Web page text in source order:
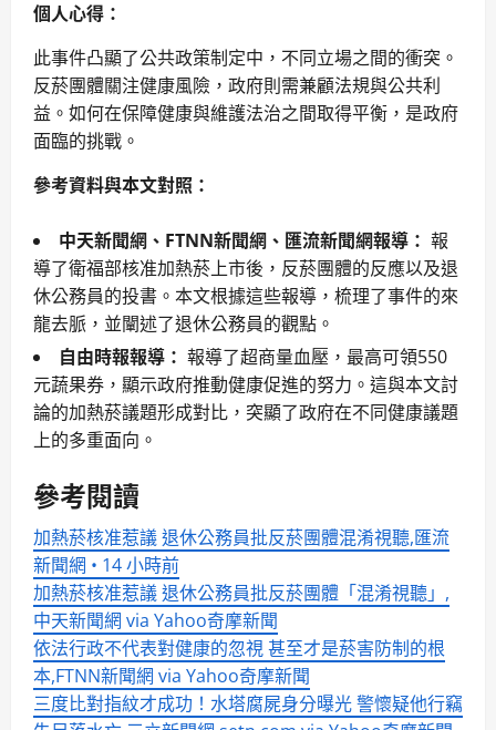
個人心得：
此事件凸顯了公共政策制定中，不同立場之間的衝突。
反菸團體關注健康風險，政府則需兼顧法規與公共利
益。如何在保障健康與維護法治之間取得平衡，是政府
面臨的挑戰。
參考資料與本文對照：
中天新聞網、FTNN新聞網、匯流新聞網報導： 報
導了衛福部核准加熱菸上市後，反菸團體的反應以及退
休公務員的投書。本文根據這些報導，梳理了事件的來
龍去脈，並闡述了退休公務員的觀點。
自由時報報導： 報導了超商量血壓，最高可領550
元蔬果券，顯示政府推動健康促進的努力。這與本文討
論的加熱菸議題形成對比，突顯了政府在不同健康議題
上的多重面向。
參考閱讀
加熱菸核准惹議 退休公務員批反菸團體混淆視聽,匯流
新聞網 • 14 小時前
加熱菸核准惹議 退休公務員批反菸團體「混淆視聽」,
中天新聞網 via Yahoo奇摩新聞
依法行政不代表對健康的忽視 甚至才是菸害防制的根
本,FTNN新聞網 via Yahoo奇摩新聞
三度比對指紋才成功！水塔腐屍身分曝光 警懷疑他行竊